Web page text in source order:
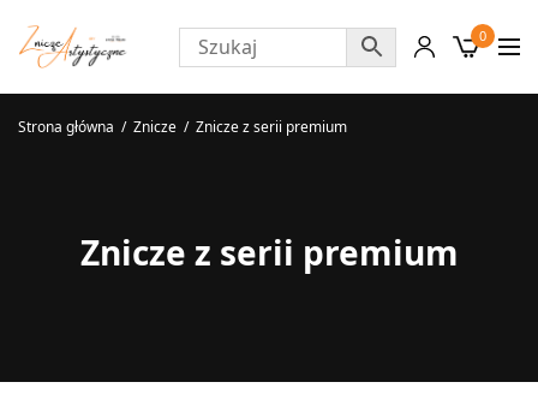
0
Strona główna / Znicze / Znicze z serii premium
Znicze z serii premium